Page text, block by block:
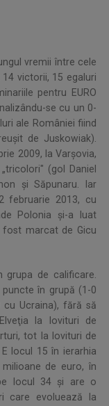
vremii între cele
victorii, 15 egaluri
pentru EURO
se cu un 0-
ale României fiind
de Juskowiak).
2009, la Varşovia,
(gol Daniel
şi Săpunaru. Iar
februarie 2013, cu
Polonia şi-a luat
marcat de Gicu
grupa de calificare.
în grupă (1-0
cu Ucraina), fără să
la lovituri de
tot la lovituri de
locul 15 în ierarhia
de euro, în
locul 34 şi are o
care evoluează la